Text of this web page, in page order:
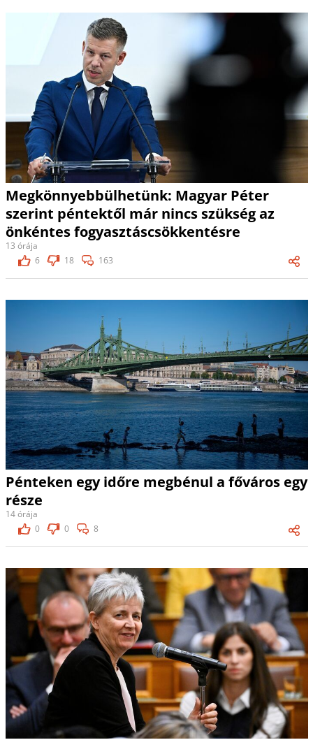
Megkönnyebbülhetünk: Magyar Péter
szerint péntektől már nincs szükség az
önkéntes fogyasztáscsökkentésre
13 órája
6
18 163
Pénteken egy időre megbénul a főváros egy
része
14 órája
0
0 8